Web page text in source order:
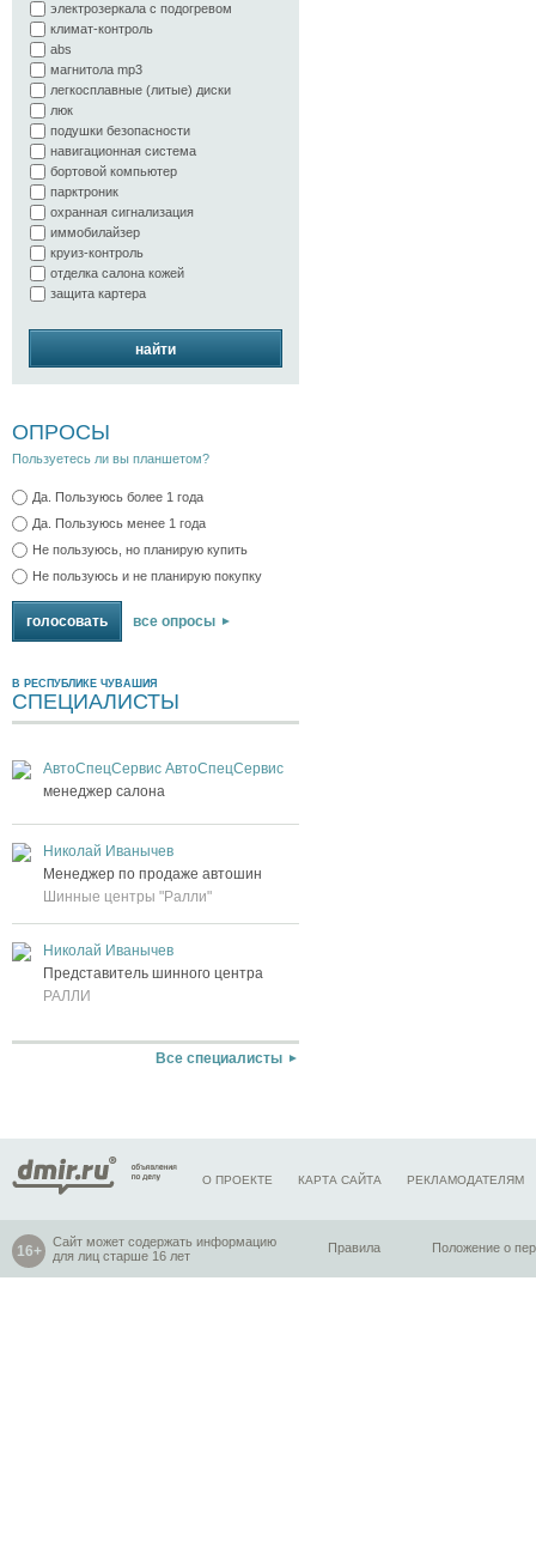
электрозеркала с подогревом
климат-контроль
abs
магнитола mp3
легкосплавные (литые) диски
люк
подушки безопасности
навигационная система
бортовой компьютер
парктроник
охранная сигнализация
иммобилайзер
круиз-контроль
отделка салона кожей
защита картера
найти
ОПРОСЫ
Пользуетесь ли вы планшетом?
Да. Пользуюсь более 1 года
Да. Пользуюсь менее 1 года
Не пользуюсь, но планирую купить
Не пользуюсь и не планирую покупку
все опросы
В РЕСПУБЛИКЕ ЧУВАШИЯ
СПЕЦИАЛИСТЫ
АвтоСпецСервис АвтоСпецСервис
менеджер салона
Николай Иванычев
Менеджер по продаже автошин
Шинные центры "Ралли"
Николай Иванычев
Представитель шинного центра
РАЛЛИ
Все специалисты
О ПРОЕКТЕ КАРТА САЙТА РЕКЛАМОДАТЕЛЯМ
Сайт может содержать информацию
для лиц старше 16 лет
Правила Положение о